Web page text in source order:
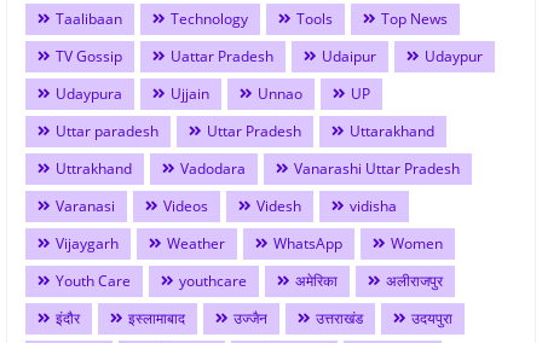
Taalibaan
Technology Tools
Top News
TV Gossip
Uattar Pradesh Udaipur
Udaypur
Udaypura
Ujjain Unnao
UP
Uttar paradesh
Uttar Pradesh
Uttarakhand
Uttrakhand
Vadodara
Vanarashi Uttar Pradesh
Varanasi
Videos Videsh
vidisha
Vijaygarh
Weather WhatsApp
Women
Youth Care
youthcare अमेरिका
अलीराजपुर
इंदौर
इस्लामाबाद उज्जैन उत्तराखंड
उदयपुरा